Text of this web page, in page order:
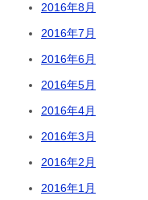
2016年8月
2016年7月
2016年6月
2016年5月
2016年4月
2016年3月
2016年2月
2016年1月